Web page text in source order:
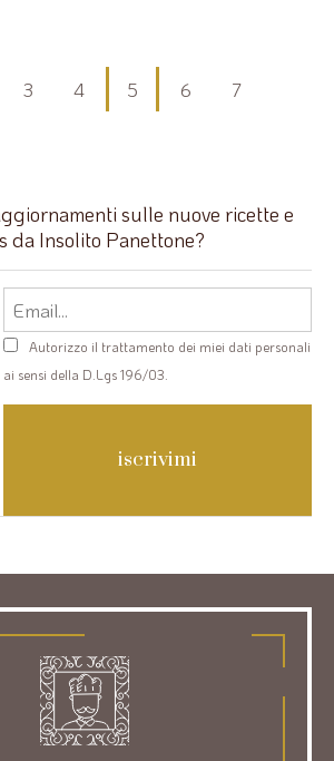
3 4 5 6 7
sulle nuove ricette e
da Insolito Panettone?
Email
Privacy
policy
Autorizzo il trattamento dei miei dati personali
ai sensi della D.Lgs 196/03.